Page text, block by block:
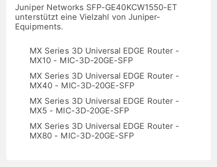
Juniper Networks SFP-GE40KCW1550-ET
unterstützt eine Vielzahl von Juniper-
Equipments.
MX Series 3D Universal EDGE Router -
MX10 - MIC-3D-20GE-SFP
MX Series 3D Universal EDGE Router -
MX40 - MIC-3D-20GE-SFP
MX Series 3D Universal EDGE Router -
MX5 - MIC-3D-20GE-SFP
MX Series 3D Universal EDGE Router -
MX80 - MIC-3D-20GE-SFP